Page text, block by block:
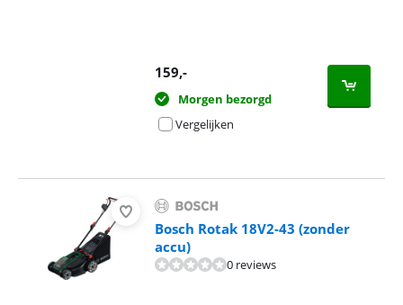
159,-
Morgen bezorgd
Vergelijken
Bosch Rotak 18V2-43 (zonder
accu)
0 reviews